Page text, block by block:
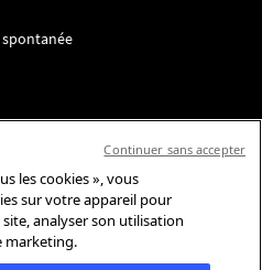
les cookies », vous
sur votre appareil pour
analyser son utilisation
marketing.
Continuer sans accepter